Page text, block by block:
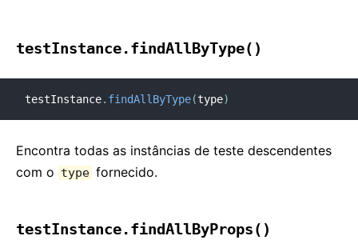
testInstance.findAllByType()
testInstance. findAllByType(type)
Encontra todas as instâncias de teste descendentes
com o type fornecido.
testInstance.findAllByProps()